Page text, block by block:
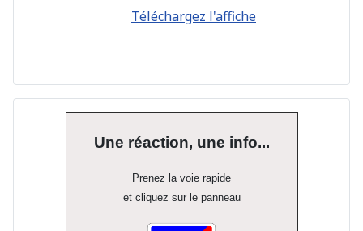
Téléchargez l'affiche
Une réaction, une info...
Prenez la voie rapide
et cliquez sur le panneau